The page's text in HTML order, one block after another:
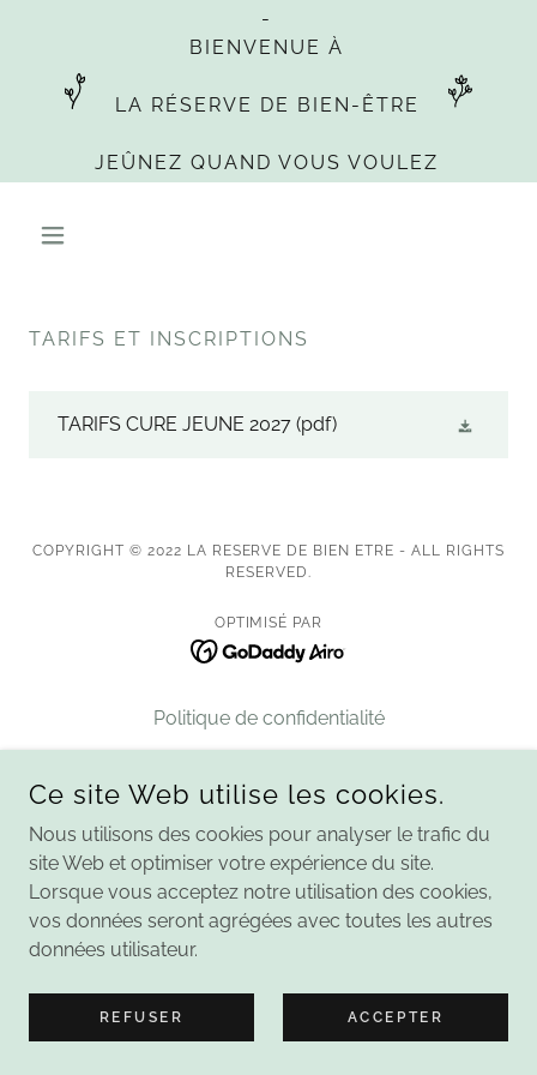
-
BIENVENUE À
LA RÉSERVE DE BIEN-ÊTRE
TARIFS ET INSCRIPTIONS
TARIFS CURE JEUNE 2027 (pdf)
COPYRIGHT © 2022 LA RESERVE DE BIEN ETRE - ALL RIGHTS
RESERVED.
OPTIMISÉ PAR
Politique de confidentialité
Ce site Web utilise les cookies.
Nous utilisons des cookies pour analyser le trafic du
site Web et optimiser votre expérience du site.
Lorsque vous acceptez notre utilisation des cookies,
vos données seront agrégées avec toutes les autres
données utilisateur.
REFUSER ACCEPTER